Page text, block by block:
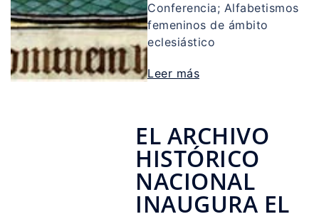
Conferencia; Alfabetismos
femeninos de ámbito
eclesiástico
Leer más
EL ARCHIVO
HISTÓRICO
NACIONAL
INAUGURA EL